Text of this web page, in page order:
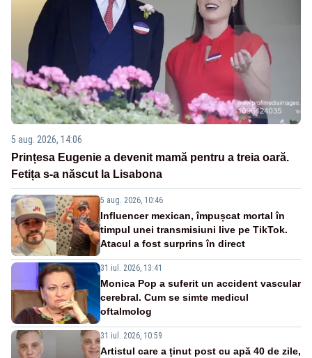
5 aug. 2026, 14:06
Prințesa Eugenie a devenit mamă pentru a treia oară.
Fetița s-a născut la Lisabona
5 aug. 2026, 10:46
Influencer mexican, împușcat mortal în
timpul unei transmisiuni live pe TikTok.
Atacul a fost surprins în direct
31 iul. 2026, 13:41
Monica Pop a suferit un accident vascular
cerebral. Cum se simte medicul
oftalmolog
31 iul. 2026, 10:59
Artistul care a ținut post cu apă 40 de zile,